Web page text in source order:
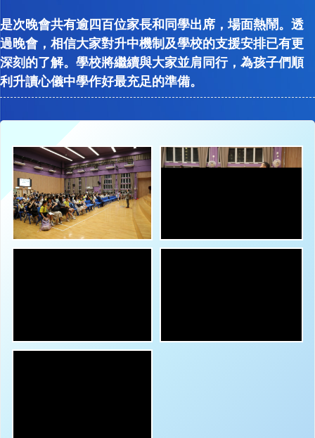
是次晚會共有逾四百位家長和同學出席，場面熱鬧。透
過晚會，相信大家對升中機制及學校的支援安排已有更
深刻的了解。學校將繼續與大家並肩同行，為孩子們順
利升讀心儀中學作好最充足的準備。